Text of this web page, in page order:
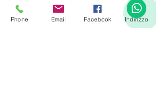
Phone Email Facebook Indirizzo